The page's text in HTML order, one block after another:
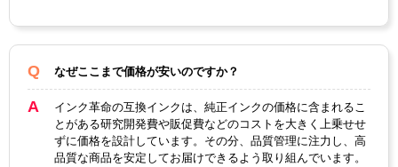
なぜここまで価格が安いのですか？
インク革命の互換インクは、純正インクの価格に含まれるこ
とがある研究開発費や販促費などのコストを大きく上乗せせ
ずに価格を設計しています。その分、品質管理に注力し、高
品質な商品を安定してお届けできるよう取り組んでいます。